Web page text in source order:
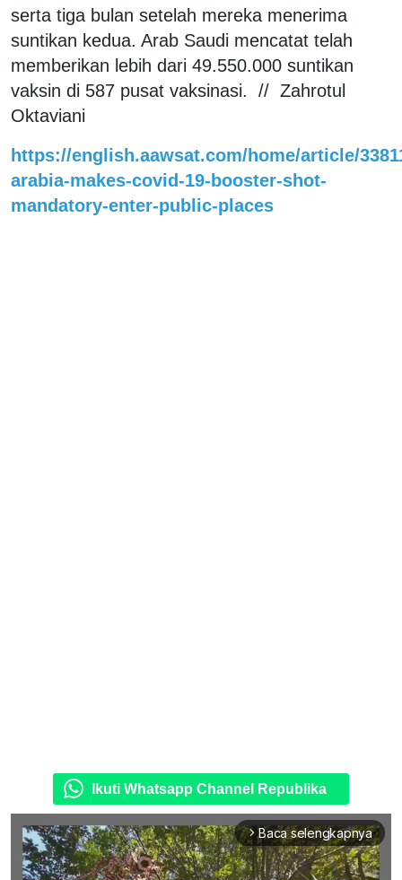
serta tiga bulan setelah mereka menerima
suntikan kedua. Arab Saudi mencatat telah
memberikan lebih dari 49.550.000 suntikan
vaksin di 587 pusat vaksinasi. // Zahrotul
Oktaviani
https://english.aawsat.com/home/article/
arabia-makes-covid-19-booster-shot-
mandatory-enter-public-places
Ikuti Whatsapp Channel Republika
arrow_forward_ios Baca selengkapnya